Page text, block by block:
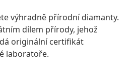
výhradně přírodní diamanty.
dílem přírody, jehož
originální certifikát
laboratoře.